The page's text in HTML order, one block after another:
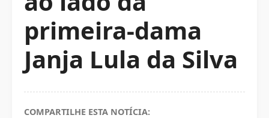
primeira-dama
Janja Lula da Silva
COMPARTILHE ESTA NOTÍCIA: